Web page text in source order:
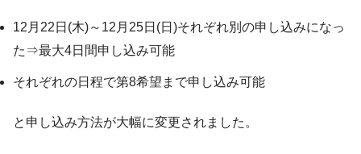
12月22日(木)～12月25日(日)それぞれ別の申し込みになっ
た⇒最大4日間申し込み可能
それぞれの日程で第8希望まで申し込み可能
と申し込み方法が大幅に変更されました。